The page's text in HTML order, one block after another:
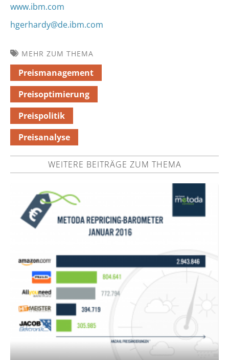
www.ibm.com
hgerhardy@de.ibm.com
MEHR ZUM THEMA
Preismanagement
Preisoptimierung
Preispolitik
Preisanalyse
WEITERE BEITRÄGE ZUM THEMA